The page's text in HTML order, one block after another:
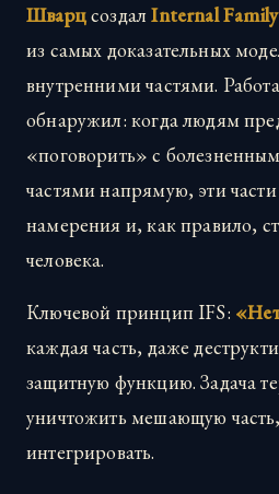
ШварцсоздалInternal
из самых доказательных
внутренними частями.
обнаружил: когда людям
«поговорить» с
частями напрямую, эти
намерения и, как правило,
человека.
Ключевой принцип IFS:
каждая часть, даже
защитную функцию. Задача
уничтожить мешающую
интегрировать.